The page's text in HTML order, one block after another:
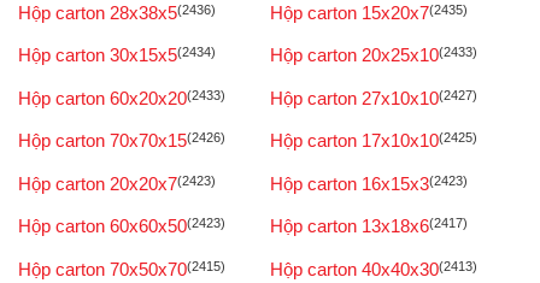
Hộp carton 28x38x5(2436) Hộp carton 15x20x7(2435)
Hộp carton 30x15x5(2434) Hộp carton 20x25x10(2433)
Hộp carton 60x20x20(2433) Hộp carton 27x10x10(2427)
Hộp carton 70x70x15(2426) Hộp carton 17x10x10(2425)
Hộp carton 20x20x7(2423) Hộp carton 16x15x3(2423)
Hộp carton 60x60x50(2423) Hộp carton 13x18x6(2417)
Hộp carton 70x50x70(2415) Hộp carton 40x40x30(2413)